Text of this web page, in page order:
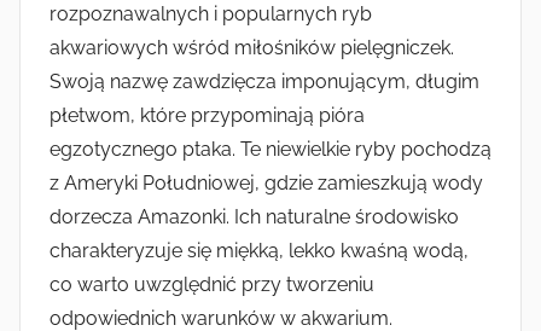
rozpoznawalnych i popularnych ryb
akwariowych wśród miłośników pielęgniczek.
Swoją nazwę zawdzięcza imponującym, długim
płetwom, które przypominają pióra
egzotycznego ptaka. Te niewielkie ryby pochodzą
z Ameryki Południowej, gdzie zamieszkują wody
dorzecza Amazonki. Ich naturalne środowisko
charakteryzuje się miękką, lekko kwaśną wodą,
co warto uwzględnić przy tworzeniu
odpowiednich warunków w akwarium.